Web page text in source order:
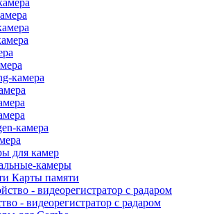
камера
камера
для камер
камеры
Карты памяти
- видеорегистратор с радаром